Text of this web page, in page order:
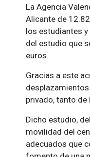
La Agencia
Alicante de
los estudiantes
del estudio que
euros.
Gracias a este
privado, tanto
Dicho estudio,
movilidad del
adecuados que